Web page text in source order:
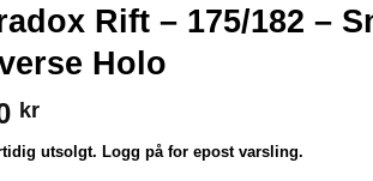
Rift – 175/182 –
Holo
kr
utsolgt. Logg på for epost varsling.